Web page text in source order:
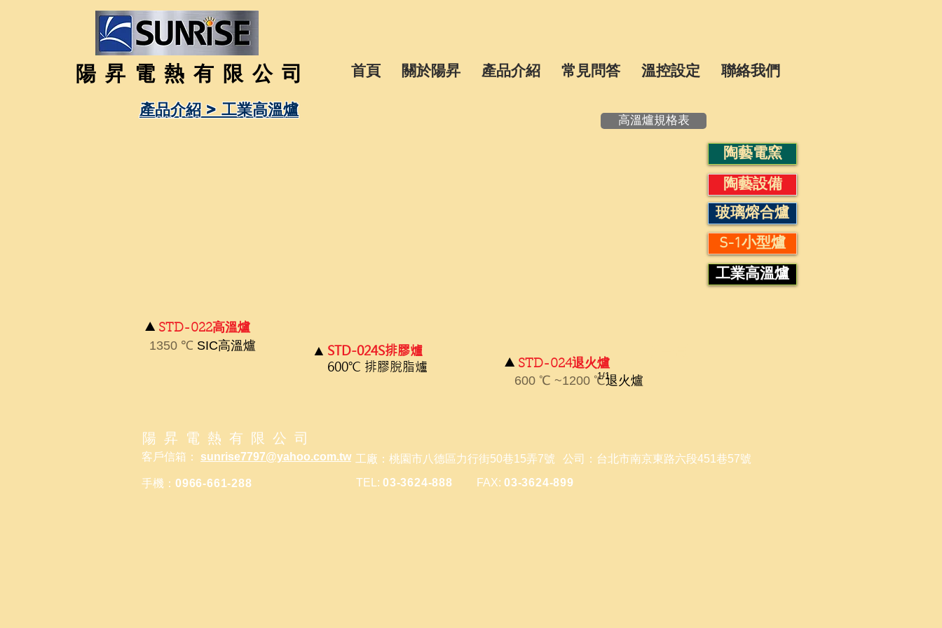
陽昇電熱有限公司 首頁 關於陽昇 產品介紹 常見問答 溫控設定 聯絡我們
高溫爐規格表
1/1
▲ STD-022高溫爐
1350 ℃ SIC高溫爐 ▲ STD-024S排膠爐
600℃ 排膠脫脂爐
▲ STD-024退火爐
600 ℃ ~1200 ℃退火爐
產品介紹 > 工業高溫爐
陶藝電窯
陶藝設備
玻璃熔合爐
S-1小型爐
工業高溫爐
陽 昇 電 熱 有 限 公 司
工廠：桃園市八德區力行街50巷15弄7號
客戶信箱： sunrise7797@yahoo.com.tw 公司：台北市南京東路六段451巷57號
手機： 0966-661-288 TEL: 03-3624-888 FAX: 03-3624-899